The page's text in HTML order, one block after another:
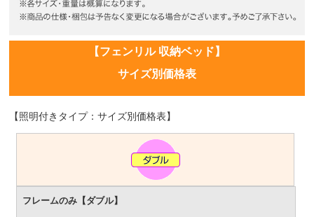
【フェンリル 収納ベッド】
サイズ別価格表
【照明付きタイプ：サイズ別価格表】